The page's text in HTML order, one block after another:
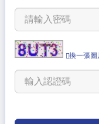
換一張圖